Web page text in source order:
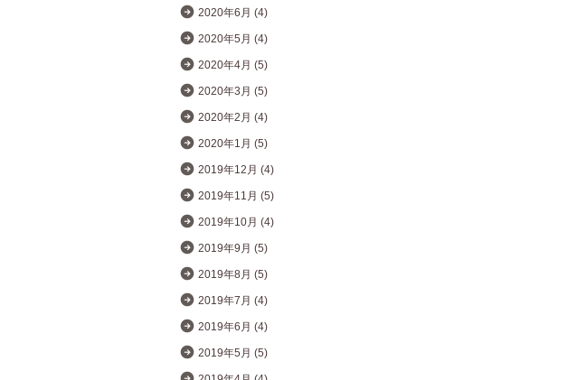
2020年6月 (4)
2020年5月 (4)
2020年4月 (5)
2020年3月 (5)
2020年2月 (4)
2020年1月 (5)
2019年12月 (4)
2019年11月 (5)
2019年10月 (4)
2019年9月 (5)
2019年8月 (5)
2019年7月 (4)
2019年6月 (4)
2019年5月 (5)